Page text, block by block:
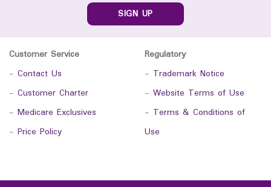
SIGN UP
Customer Service
- Contact Us
- Customer Charter
- Medicare Exclusives
- Price Policy
Regulatory
- Trademark Notice
- Website Terms of Use
- Terms & Conditions of
Use